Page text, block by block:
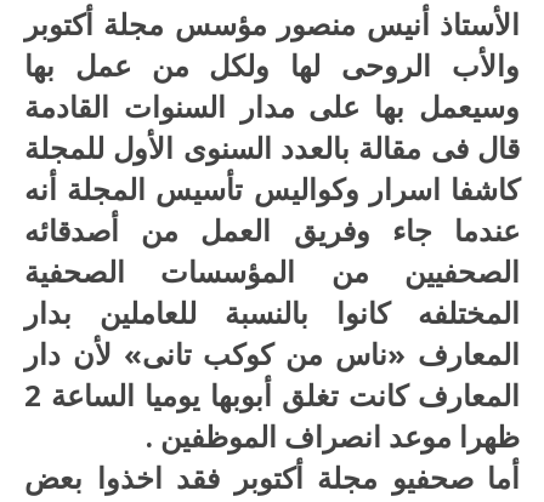
مغلقة
الأستاذ أنيس منصور مؤسس مجلة أكتوبر
والأب الروحى لها ولكل من عمل بها
وسيعمل بها على مدار السنوات القادمة
قال فى مقالة بالعدد السنوى الأول للمجلة
كاشفا اسرار وكواليس تأسيس المجلة أنه
عندما جاء وفريق العمل من أصدقائه
الصحفيين من المؤسسات الصحفية
المختلفه كانوا بالنسبة للعاملين بدار
المعارف «ناس من كوكب تانى» لأن دار
المعارف كانت تغلق أبوبها يوميا الساعة 2
ظهرا موعد انصراف الموظفين .
أما صحفيو مجلة أكتوبر فقد اخذوا بعض